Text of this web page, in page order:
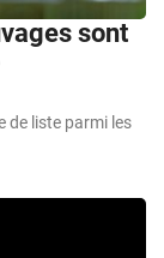
sont
de liste parmi les